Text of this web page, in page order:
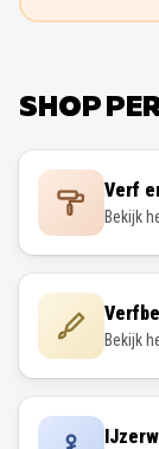
SHOP
Verf
Bekijk
Bekijk